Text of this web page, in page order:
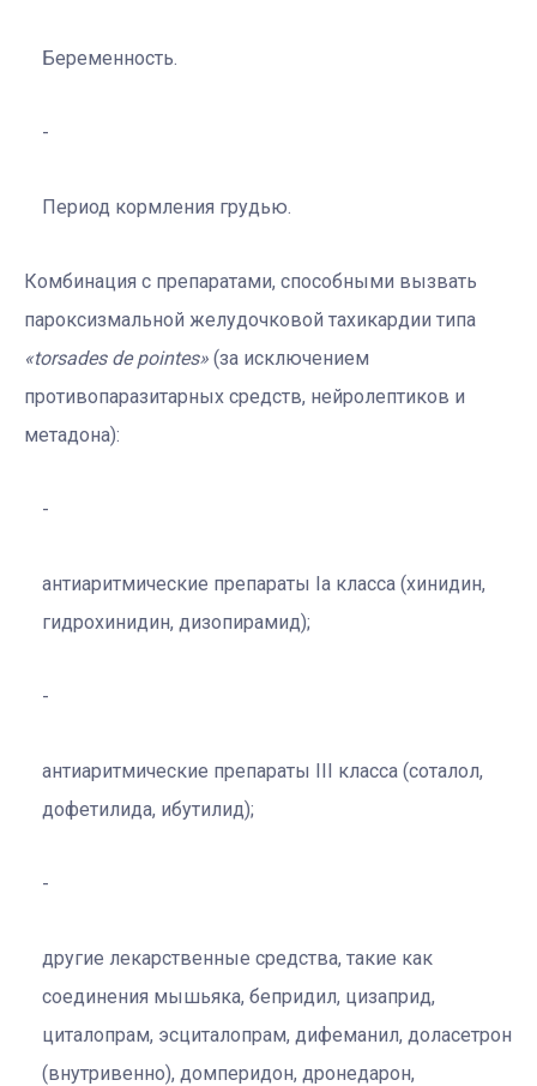
Беременность.
Период кормления грудью.
Комбинация с препаратами, способными вызвать
пароксизмальной желудочковой тахикардии типа
«torsades de pointes» (за исключением
противопаразитарных средств, нейролептиков и
метадона):
антиаритмические препараты Iа класса (хинидин,
гидрохинидин, дизопирамид);
антиаритмические препараты III класса (соталол,
дофетилида, ибутилид);
другие лекарственные средства, такие как
соединения мышьяка, бепридил, цизаприд,
циталопрам, эсциталопрам, дифеманил, доласетрон
(внутривенно), домперидон, дронедарон,